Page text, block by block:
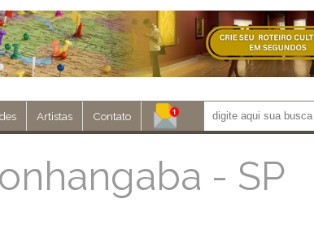
Artistas Contato
- SP